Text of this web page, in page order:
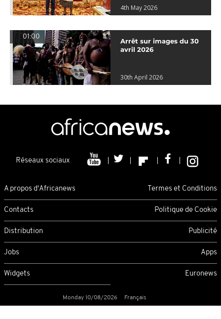
4th May 2026
01:00
Arrêt sur images du 30
avril 2026
30th April 2026
Réseaux sociaux
A propos d'Africanews Termes et Conditions
Contacts Politique de Cookie
Distribution Publicité
Jobs Apps
Widgets Euronews
Monday 10/08/2026